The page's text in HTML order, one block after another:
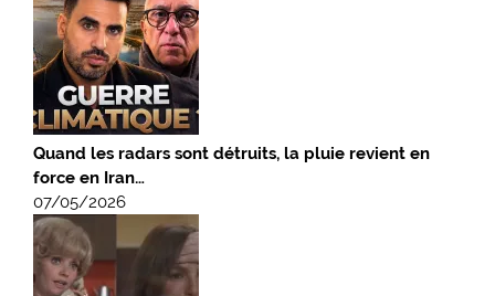
Quand les radars sont détruits, la pluie revient en
force en Iran…
07/05/2026